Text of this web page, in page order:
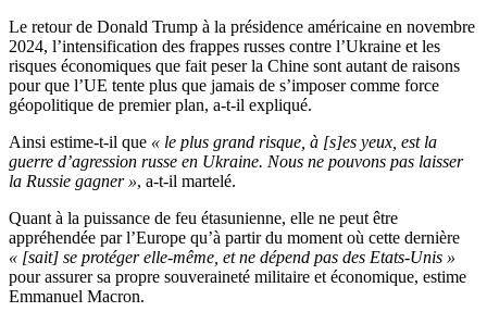
Le retour de Donald Trump à la présidence américaine en novembre
2024, l’intensification des frappes russes contre l’Ukraine et les
risques économiques que fait peser la Chine sont autant de raisons
pour que l’UE tente plus que jamais de s’imposer comme force
géopolitique de premier plan, a-t-il expliqué.
Ainsi estime-t-il que « le plus grand risque, à [s]es yeux, est la
guerre d’agression russe en Ukraine. Nous ne pouvons pas laisser
la Russie gagner », a-t-il martelé.
Quant à la puissance de feu étasunienne, elle ne peut être
appréhendée par l’Europe qu’à partir du moment où cette dernière
« [sait] se protéger elle-même, et ne dépend pas des Etats-Unis »
pour assurer sa propre souveraineté militaire et économique, estime
Emmanuel Macron.